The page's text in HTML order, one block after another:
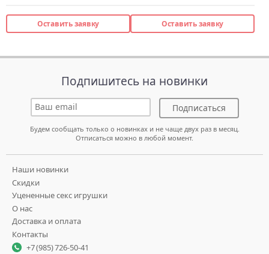
Оставить заявку Оставить заявку
Подпишитесь на новинки
Подписаться
Будем сообщать только о новинках и не чаще двух раз в месяц.
Отписаться можно в любой момент.
Наши новинки
Скидки
Уцененные секс игрушки
О нас
Доставка и оплата
Контакты
+7 (985) 726-50-41